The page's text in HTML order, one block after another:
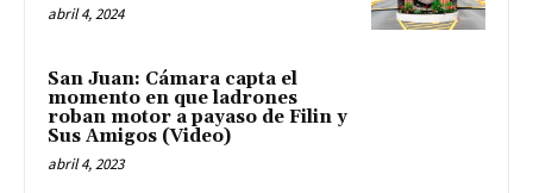
abril 4, 2024
San Juan: Cámara capta el
momento en que ladrones
roban motor a payaso de Filin y
Sus Amigos (Video)
abril 4, 2023